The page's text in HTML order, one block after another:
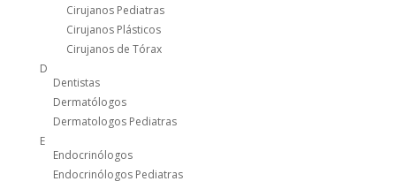
Cirujanos Pediatras
Cirujanos Plásticos
Cirujanos de Tórax
D
Dentistas
Dermatólogos
Dermatologos Pediatras
E
Endocrinólogos
Endocrinólogos Pediatras